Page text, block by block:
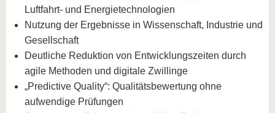
Luftfahrt- und Energietechnologien
Nutzung der Ergebnisse in Wissenschaft, Industrie und
Gesellschaft
Deutliche Reduktion von Entwicklungszeiten durch
agile Methoden und digitale Zwillinge
„Predictive Quality“: Qualitätsbewertung ohne
aufwendige Prüfungen